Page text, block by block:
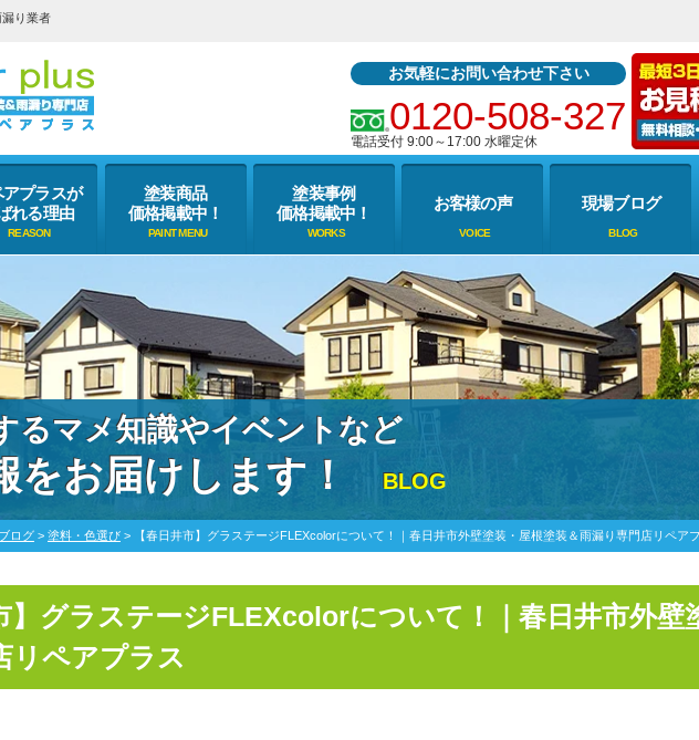
り業者
お気軽にお問い合わせ下さい
0120-508-327
電話受付 9:00～17:00 水曜定休
アプラスが
れる理由
塗装商品
価格掲載中！
塗装事例
価格掲載中！
お客様の声 現場ブログ
るマメ知識やイベントなど
をお届けします！ BLOG
ログ > 塗料・色選び > 【春日井市】グラステージFLEXcolorについて！｜春日井市外壁塗装・屋根塗装＆雨漏り専門店リペア
】グラステージFLEXcolorについて！｜春日井市外壁
リペアプラス